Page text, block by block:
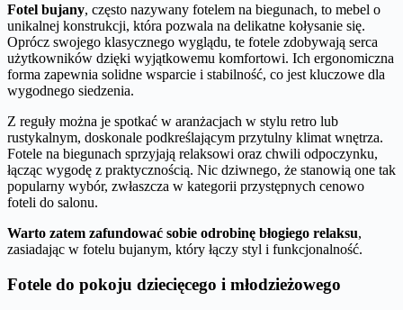
Fotel bujany, często nazywany fotelem na biegunach, to mebel o
unikalnej konstrukcji, która pozwala na delikatne kołysanie się.
Oprócz swojego klasycznego wyglądu, te fotele zdobywają serca
użytkowników dzięki wyjątkowemu komfortowi. Ich ergonomiczna
forma zapewnia solidne wsparcie i stabilność, co jest kluczowe dla
wygodnego siedzenia.
Z reguły można je spotkać w aranżacjach w stylu retro lub
rustykalnym, doskonale podkreślającym przytulny klimat wnętrza.
Fotele na biegunach sprzyjają relaksowi oraz chwili odpoczynku,
łącząc wygodę z praktycznością. Nic dziwnego, że stanowią one tak
popularny wybór, zwłaszcza w kategorii przystępnych cenowo
foteli do salonu.
Warto zatem zafundować sobie odrobinę błogiego relaksu,
zasiadając w fotelu bujanym, który łączy styl i funkcjonalność.
Fotele do pokoju dziecięcego i młodzieżowego